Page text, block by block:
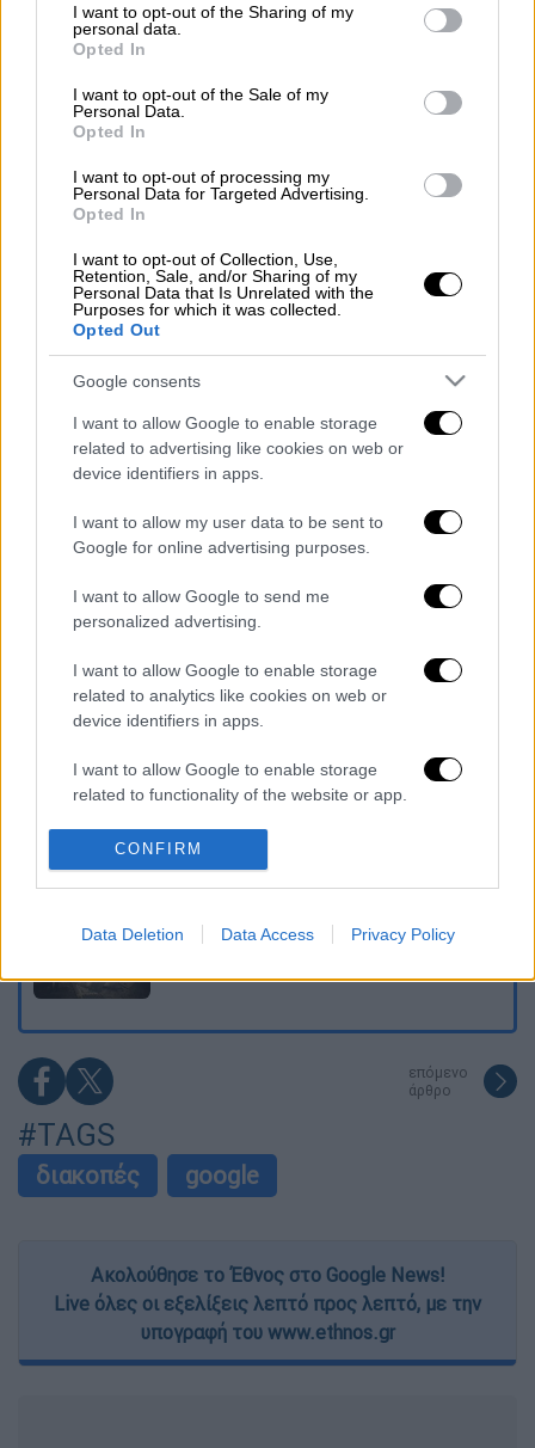
not limited to your visit or usage behaviour. You may click to
grant or deny consent to Google and its third-party tags to
use your data for below specified purposes in below Google
consent section.
I want to opt-out of the Sharing of my
personal data.
Opted In
I want to opt-out of the Sale of my
Personal Data.
Opted In
I want to opt-out of processing my
Personal Data for Targeted Advertising.
Opted In
I want to opt-out of Collection, Use,
Retention, Sale, and/or Sharing of my
Personal Data that Is Unrelated with the
Purposes for which it was collected.
Opted Out
Google consents
I want to allow Google to enable storage
related to advertising like cookies on web or
device identifiers in apps.
I want to allow my user data to be sent to
Google for online advertising purposes.
I want to allow Google to send me
personalized advertising.
I want to allow Google to enable storage
related to analytics like cookies on web or
device identifiers in apps.
I want to allow Google to enable storage
related to functionality of the website or app.
I want to allow Google to enable storage
related to personalization.
related to security, including authentication
user protection.
CONFIRM
Data Deletion Data Access Privacy Policy
Ποιο νησί τα συνδυάζει όλ' αυτά;
Διαβάστε περισσότερα μ' ένα κλικ στο
menshouse.gr
Τα σχολιά σας δημοσιεύονται άμεσα με δική σας ευθύνη. Το
διαγράφονται
Διαβάστε ακόμη
O στρατηγός ήταν σχιζοφρενής, εμμονικός,
πλησίαζε τα 75 όταν τον αντάμωσε η δόξα –
Εκείνος που άλλαξε την πορεία της
Ιστορίας!
Ελισάβετ Κωνσταντινίδου στο ethnos.gr:
«Κάθε πόλεμος είναι ένας εμφύλιος, όλοι
είμαστε αδέλφια»
Στον εισαγγελέα ο ιδιοκτήτης του beach
bar για τον θάνατο του 4χρονου στην Πάρο -
Στο «μικροσκόπιο» ο ρόλος του
ναυαγοσώστη
Τουρνάς: Πάνω από 400 πυρκαγιές σε 10
ημέρες - «Το 90% των πυρκαγιών οφείλεται
επόμενο
άρθρο
#TAGS
διακοπές google
Ακολούθησε το Έθνος στο Google News!
Live όλες οι εξελίξεις λεπτό προς λεπτό, με την
υπογραφή του www.ethnos.gr